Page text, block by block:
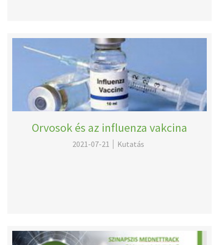
Orvosok és az influenza vakcina
2021-07-21 Kutatás